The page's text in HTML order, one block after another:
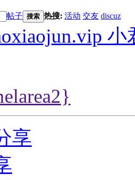
帖子 搜索 热搜: 活动 交友 discuz
享